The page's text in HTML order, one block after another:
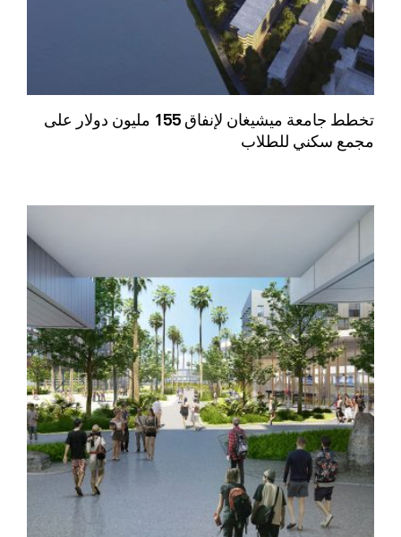
تخطط جامعة ميشيغان لإنفاق 155 مليون دولار على
مجمع سكني للطلاب